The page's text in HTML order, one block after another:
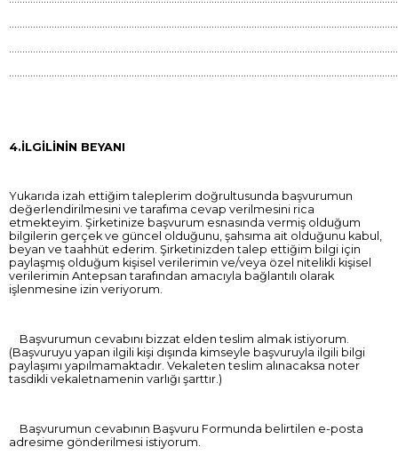
4.İLGİLİNİN BEYANI
Yukarıda izah ettiğim taleplerim doğrultusunda başvurumun
değerlendirilmesini ve tarafıma cevap verilmesini rica
etmekteyim. Şirketinize başvurum esnasında vermiş olduğum
bilgilerin gerçek ve güncel olduğunu, şahsıma ait olduğunu kabul,
beyan ve taahhüt ederim. Şirketinizden talep ettiğim bilgi için
paylaşmış olduğum kişisel verilerimin ve/veya özel nitelikli kişisel
verilerimin Antepsan tarafından amacıyla bağlantılı olarak
işlenmesine izin veriyorum.
Başvurumun cevabını bizzat elden teslim almak istiyorum.
(Başvuruyu yapan ilgili kişi dışında kimseyle başvuruyla ilgili bilgi
paylaşımı yapılmamaktadır. Vekaleten teslim alınacaksa noter
tasdikli vekaletnamenin varlığı şarttır.)
Başvurumun cevabının Başvuru Formunda belirtilen e-posta
adresime gönderilmesi istiyorum.